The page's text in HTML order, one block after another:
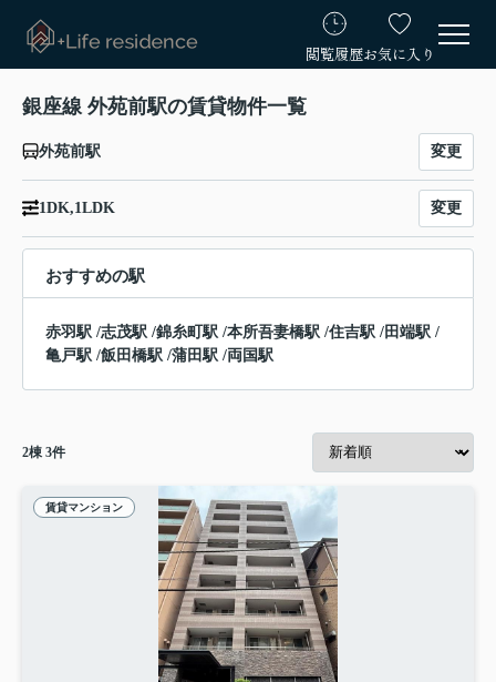
閲覧履歴お気に入り
銀座線 外苑前駅の賃貸物件一覧
外苑前駅 変更
1DK,1LDK 変更
おすすめの駅
赤羽駅 /志茂駅 /錦糸町駅 /本所吾妻橋駅 /住吉駅 /田端駅 /
亀戸駅 /飯田橋駅 /蒲田駅 /両国駅
2棟 3件
賃貸マンション